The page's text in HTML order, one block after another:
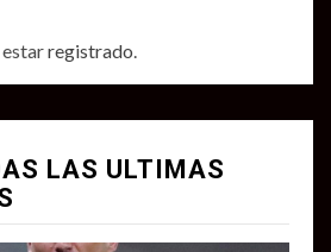
registrado.
LAS ULTIMAS